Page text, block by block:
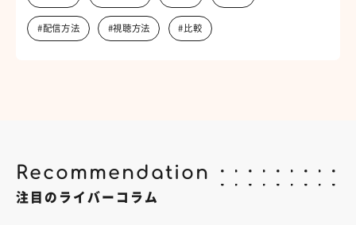
#配信方法 #視聴方法 #比較
Recommendation
注目のライバーコラム